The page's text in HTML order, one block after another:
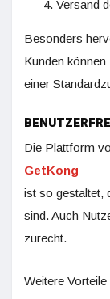
Versand
Besonders
Kunden
einer
Die Plattform
GetKong
ist so gestaltet,
sind. Auch
zurecht.
Weitere Vorteile